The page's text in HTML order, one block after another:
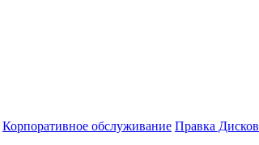
Корпоративное обслуживание Правка Дисков